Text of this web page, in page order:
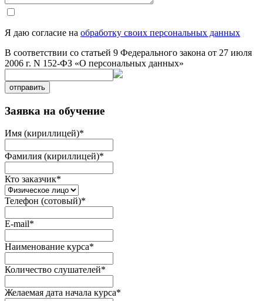
Я даю согласие на обработку своих персональных данных
В соответствии со статьей 9 Федерального закона от 27 июля
2006 г. N 152-ФЗ «О персональных данных»
отправить
Заявка на обучение
Имя (кириллицей)*
Фамилия (кириллицей)*
Кто заказчик*
Телефон (сотовый)*
E-mail*
Наименование курса*
Количество слушателей*
Желаемая дата начала курса*